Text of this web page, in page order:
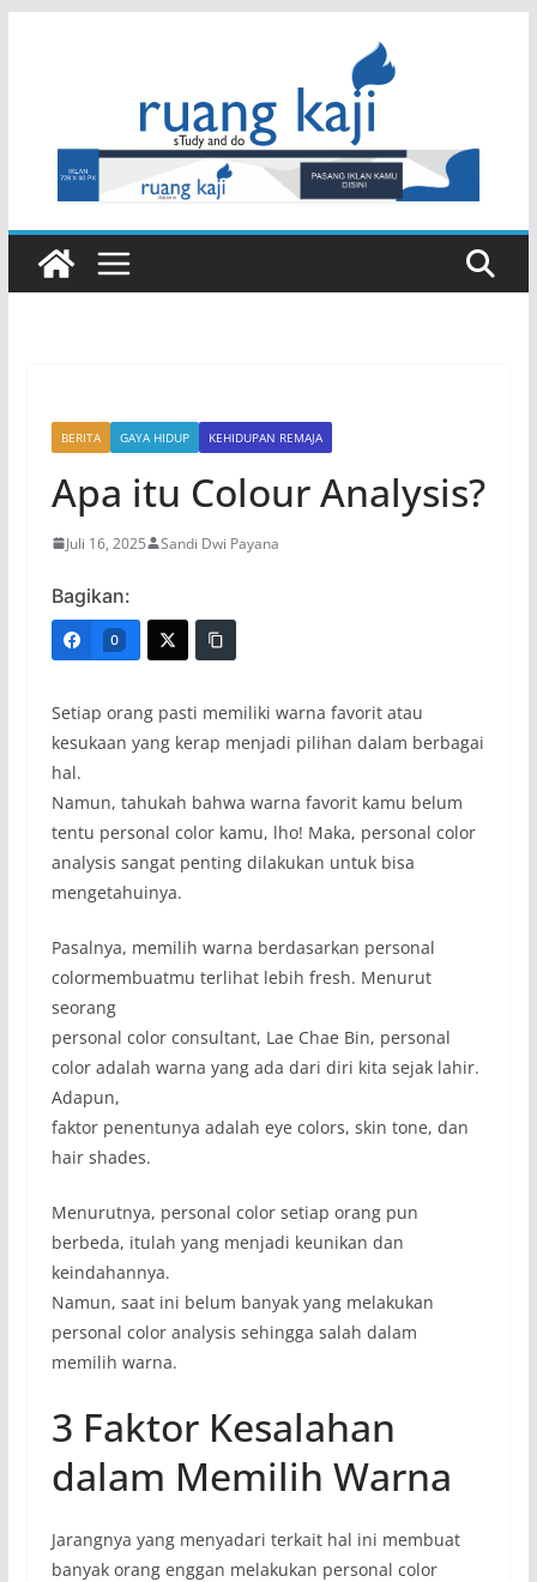
BERITA GAYA HIDUP KEHIDUPAN REMAJA
Apa itu Colour Analysis?
Juli 16, 2025 Sandi Dwi Payana
Bagikan:
0
Setiap orang pasti memiliki warna favorit atau
kesukaan yang kerap menjadi pilihan dalam berbagai
hal.
Namun, tahukah bahwa warna favorit kamu belum
tentu personal color kamu, lho! Maka, personal color
analysis sangat penting dilakukan untuk bisa
mengetahuinya.
Pasalnya, memilih warna berdasarkan personal
colormembuatmu terlihat lebih fresh. Menurut
seorang
personal color consultant, Lae Chae Bin, personal
color adalah warna yang ada dari diri kita sejak lahir.
Adapun,
faktor penentunya adalah eye colors, skin tone, dan
hair shades.
Menurutnya, personal color setiap orang pun
berbeda, itulah yang menjadi keunikan dan
keindahannya.
Namun, saat ini belum banyak yang melakukan
personal color analysis sehingga salah dalam
memilih warna.
3 Faktor Kesalahan
dalam Memilih Warna
Jarangnya yang menyadari terkait hal ini membuat
banyak orang enggan melakukan personal color